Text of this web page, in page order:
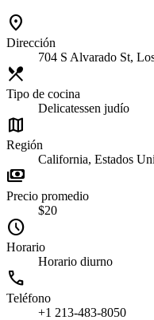
location_on
Dirección
704 S Alvarado St,
restaurant_menu
Tipo de cocina
Delicatessen judío
map
Región
California, Estados
payments
Precio promedio
$20
schedule
Horario
Horario diurno
call
Teléfono
+1 213-483-8050